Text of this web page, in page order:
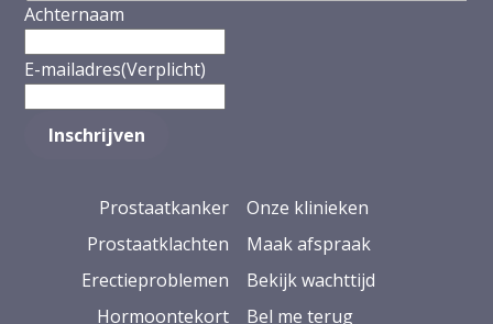
Achternaam
E-mailadres(Verplicht)
Prostaatkanker
Prostaatklachten
Erectieproblemen
Hormoontekort
Onze klinieken
Maak afspraak
Bekijk wachttijd
Bel me terug